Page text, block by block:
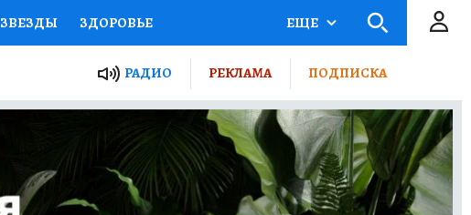
ЗВЕЗДЫ ЗДОРОВЬЕ
ПРОЕКТЫ РОССИИ
СЕКРЕТЫ ПУТЕВОДИТЕЛЬ
ДЕФИЦИТ ЖЕЛЕЗА ТУРИЗМ
ГИД ПОТРЕБИТЕЛЯ ВСЕ О КП
ЕЩЕ
РАДИО РЕКЛАМА ПОДПИСКА